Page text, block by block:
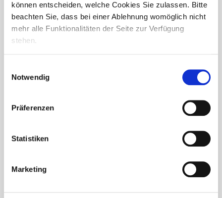
können entscheiden, welche Cookies Sie zulassen. Bitte
beachten Sie, dass bei einer Ablehnung womöglich nicht
mehr alle Funktionalitäten der Seite zur Verfügung
stehen.
Notwendig
Präferenzen
Statistiken
Marketing
Frohes neues Jahr aus dem Haus
Antonius